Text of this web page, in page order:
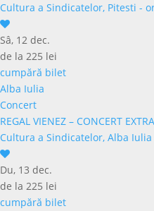
Cultura a Sindicatelor, Pitesti -
Sâ, 12 dec.
de la 225 lei
cumpără bilet
Alba Iulia
Concert
REGAL VIENEZ – CONCERT
Cultura a Sindicatelor, Alba
Du, 13 dec.
de la 225 lei
cumpără bilet